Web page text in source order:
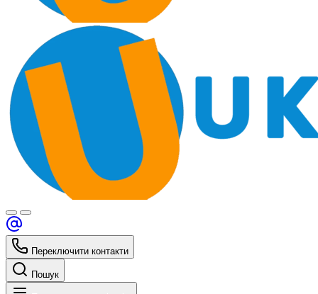
Переключити контакти
Пошук